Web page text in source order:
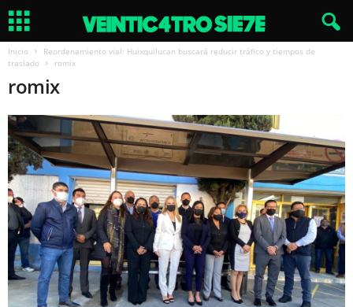
Inicio
Reordenamiento vial: Huixquilucan buscará reducir tráfico y tiempos de
traslado
romix
romix